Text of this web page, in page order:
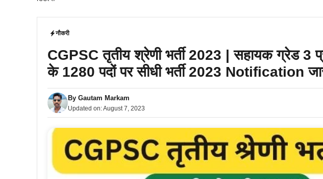
नौकरी
CGPSC तृतीय श्रेणी भर्ती 2023 | सहायक ग्रेड 3
के 1280 पदों पर सीधी भर्ती 2023 Notification
By Gautam Markam
Updated on:August 7, 2023